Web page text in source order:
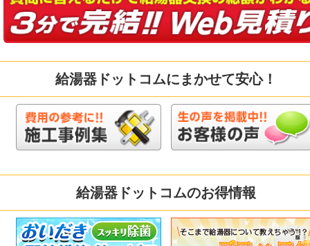
給湯器ドットコムにまかせて安心！
給湯器ドットコムのお得情報